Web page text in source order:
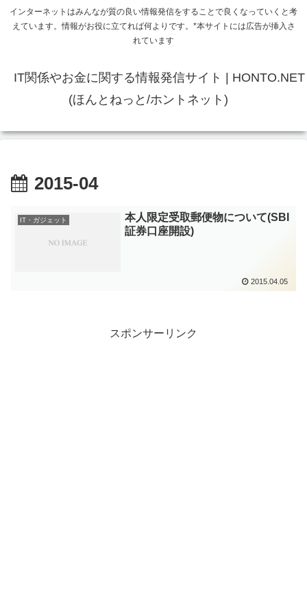
インターネットはみんなが質の良い情報発信をすることで良くなっていくと考
えています。情報がお役に立てれば何よりです。*本サイトには広告が挿入さ
れています
IT関係やお金に関する情報発信サイト | HONTO.NET
(ほんとねっと/ホントネット)
2015-04
IT・ガジェット
本人限定受取郵便物について(SBI
証券口座開設)
2015.04.05
スポンサーリンク